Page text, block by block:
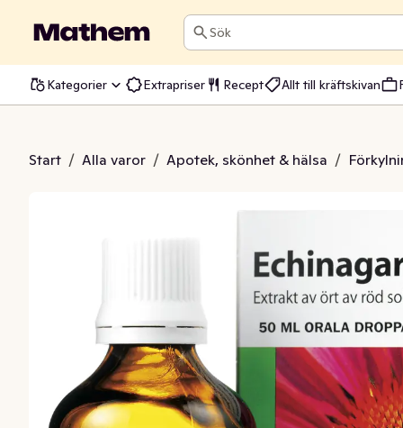
Sök
Kategorier Extrapriser Recept Allt till kräftskivan
Start / Alla varor / Apotek, skönhet & hälsa /
Läkemedel